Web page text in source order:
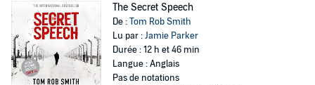
The Secret Speech
De :Tom Rob Smith
Lu par :Jamie Parker
Durée : 12 h et 46 min
Langue : Anglais
Pas de notations